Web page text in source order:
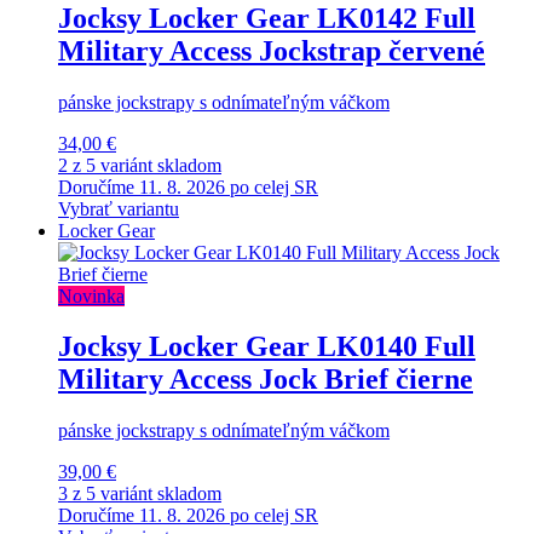
Jocksy Locker Gear LK0142 Full
Military Access Jockstrap červené
pánske jockstrapy s odnímateľným váčkom
34,00 €
2 z 5 variánt skladom
Doručíme 11. 8. 2026 po celej SR
Vybrať variantu
Locker Gear
Novinka
Jocksy Locker Gear LK0140 Full
Military Access Jock Brief čierne
pánske jockstrapy s odnímateľným váčkom
39,00 €
3 z 5 variánt skladom
Doručíme 11. 8. 2026 po celej SR